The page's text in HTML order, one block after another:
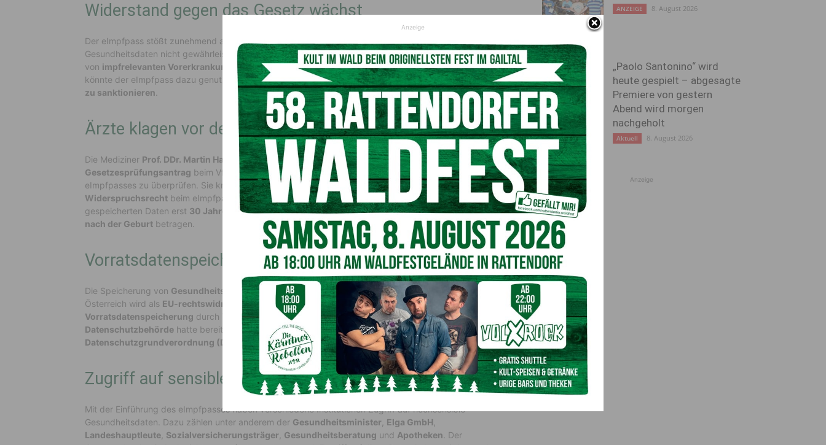
Widerstand gegen das Gesetz wächst
Der eImpfpass stößt zunehmend auf Widerstand. Kritiker befürchten, dass die
Gesundheitsdaten nicht gewährleistet ist und dass dieverpflichtende Eintragungvon Impfungen sowie
von impfrelevanten Vorerkrankungendas Vertrauen zwischen Arzt und Patient untergräbt. Zudem
könnte der eImpfpass dazu genutzt werden, eine Impfpflicht durchzusetzen undungeimpfte Personen
zu sanktionieren
Ärzte klagen vor dem VfGH
Die Mediziner Prof. DDr. Martin Haditschund Prof. a.D. Dr. Andreas Sönnichsen haben einen
Gesetzesprüfungsantrag beim VfGH eingebracht, um die verfassungsrechtliche Zulässigkeit
des
eImpfpasses zu überprüfen. Sie kritisieren, dass im Gegensatz zurElga-Teilnahme
das
Widerspruchsrecht beim eImpfpass ausgeschlossen ist. Außerdem soll die Löschfrist
für die
gespeicherten Daten erst 30 Jahre nach dem Todeines Bürgers und in manchen Fällen sogar120 Jahre
nach der Geburt betragen.
Vorratsdatenspeicherung und EU-Recht
Die Speicherung von Gesundheitsdaten auf Vorratfür alle geimpften und ungeimpften Personen in
Österreich wird als EU-rechtswidrig angesehen. Der EuGHhatte bereits 2014 in einem Urteil die
Vorratsdatenspeicherung durch Telefon- und Internetanbieter für unzulässig erklärt. Auch die
Datenschutzbehörde hatte bereits 2020 gewarnt, dass die geplante Novelle des GTelG gegen die
Datenschutzgrundverordnung (DSGVO)
verstoßen könnte.
Zugriff auf sensible Daten
Mit der Einführung des eImpfpasses haben verschiedene Institutionen Zugriff auf hochsensible
Gesundheitsdaten. Dazu zählen unter anderem der Gesundheitsminister Elga GmbH
Landeshauptleute Sozialversicherungsträger Gesundheitsberatung und Apotheken . Der
ANZEIGE 8. August 2026
„Paolo Santonino“ wird
heute gespielt – abgesagte
Premiere von gestern
Abend wird morgen
nachgeholt
Aktuell 8. August 2026
Anzeige
Anzeige